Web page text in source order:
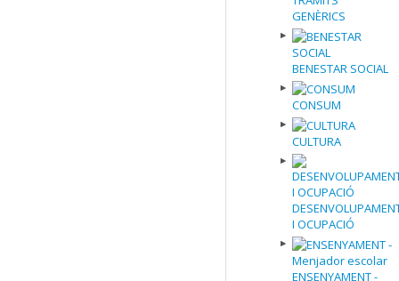
GENÈRICS
BENESTAR SOCIAL
CONSUM
CULTURA
I OCUPACIÓ
ENSENYAMENT -